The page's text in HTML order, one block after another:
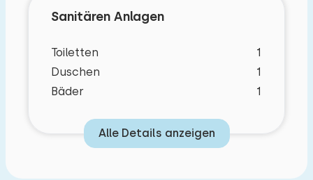
Sanitären Anlagen
Toiletten
1
Duschen
1
Bäder
1
Alle Details anzeigen